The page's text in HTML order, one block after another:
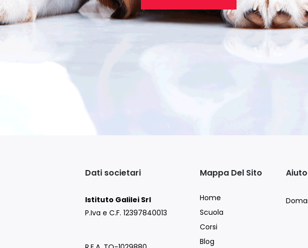
Dati societari
Istituto Galilei Srl
P.Iva e C.F. 12397840013
Mappa Del Sito
Home
Scuola
Corsi
Blog